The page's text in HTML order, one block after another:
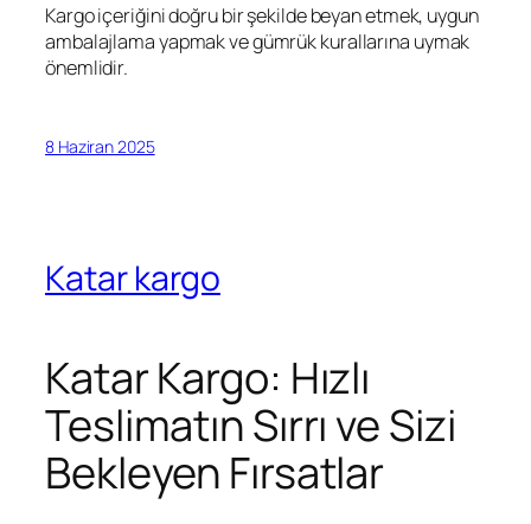
Kargo içeriğini doğru bir şekilde beyan etmek, uygun
ambalajlama yapmak ve gümrük kurallarına uymak
önemlidir.
8 Haziran 2025
Katar kargo
Katar Kargo: Hızlı
Teslimatın Sırrı ve Sizi
Bekleyen Fırsatlar